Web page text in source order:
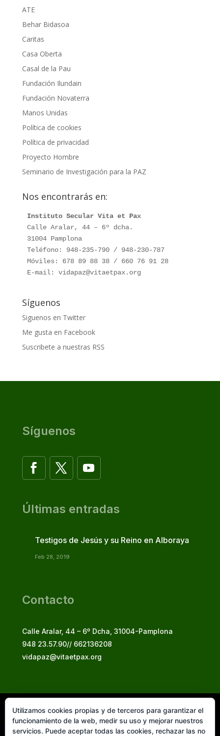
ATE
Behar Bidasoa
Caritas
Casa Oberta
Casal de la Pau
Fundación Ilundain
Fundación Novaterra
Manos Unidas
Política de cookies
Política de privacidad
Proyecto Hombre
Seminario de Investigación para la PAZ
Nos encontrarás en:
Instituto Secular Vita et Pax
Calle Aralar, 44 – 6º dcha.
31004 Pamplona
Teléfono: 948-235-790 / 948-230-787
Móviles: 678 89 88 38 / 660 76 91 28
E-mail: vidapaz@vitaetpax.org
Síguenos
Siguenos en Twitter
Me gusta en Facebook
Suscribete a nuestras RSS
Síguenos
Últimas entradas
Testigos de Jesús y su Reino en Alboraya
Feb 28, 2019
Contacto
Calle Aralar, 44 – 6º Dcha, 31004-Pamplona
948 23.57.90// 662136208
vidapaz@vitaetpax.org
Vita et Pax, 2025
© Instituto Secular Vita et Pax in Christo Jesu
Utilizamos cookies propias y de terceros para garantizar el
funcionamiento de la web, medir su uso y mejorar nuestros
servicios. Puede aceptar todas las cookies, rechazar las no